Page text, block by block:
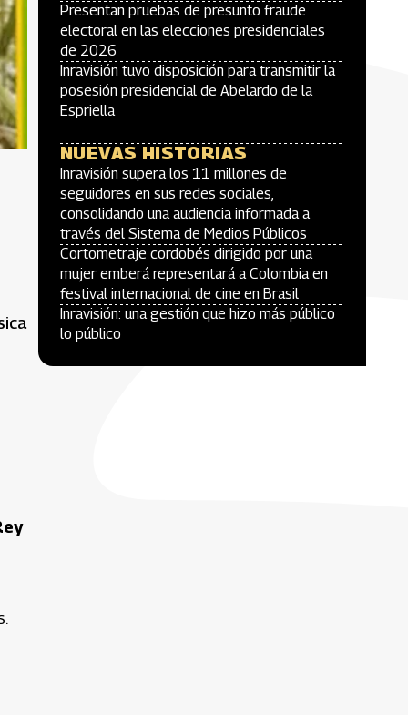
Presentan pruebas de presunto fraude
electoral en las elecciones presidenciales
de 2026
Inravisión tuvo disposición para transmitir la
posesión presidencial de Abelardo de la
Espriella
NUEVAS HISTORIAS
Inravisión supera los 11 millones de
seguidores en sus redes sociales,
consolidando una audiencia informada a
través del Sistema de Medios Públicos
Cortometraje cordobés dirigido por una
mujer emberá representará a Colombia en
festival internacional de cine en Brasil
Inravisión: una gestión que hizo más público
lo público